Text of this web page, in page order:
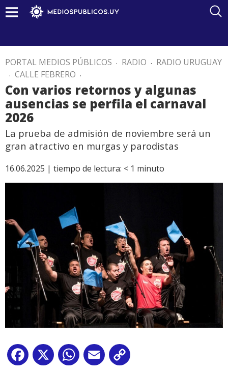
PORTAL MEDIOS PÚBLICOS . RADIO . RADIO URUGUAY
. CALLE FEBRERO .
Con varios retornos y algunas
ausencias se perfila el carnaval
2026
La prueba de admisión de noviembre será un
gran atractivo en murgas y parodistas
16.06.2025 | tiempo de lectura: < 1 minuto
Facebook
X WhatsApp
Email